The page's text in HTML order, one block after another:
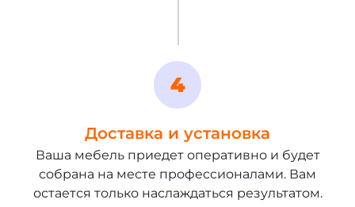
Доставка и установка
Ваша мебель приедет оперативно и будет
собрана на месте профессионалами. Вам
остается только наслаждаться результатом.